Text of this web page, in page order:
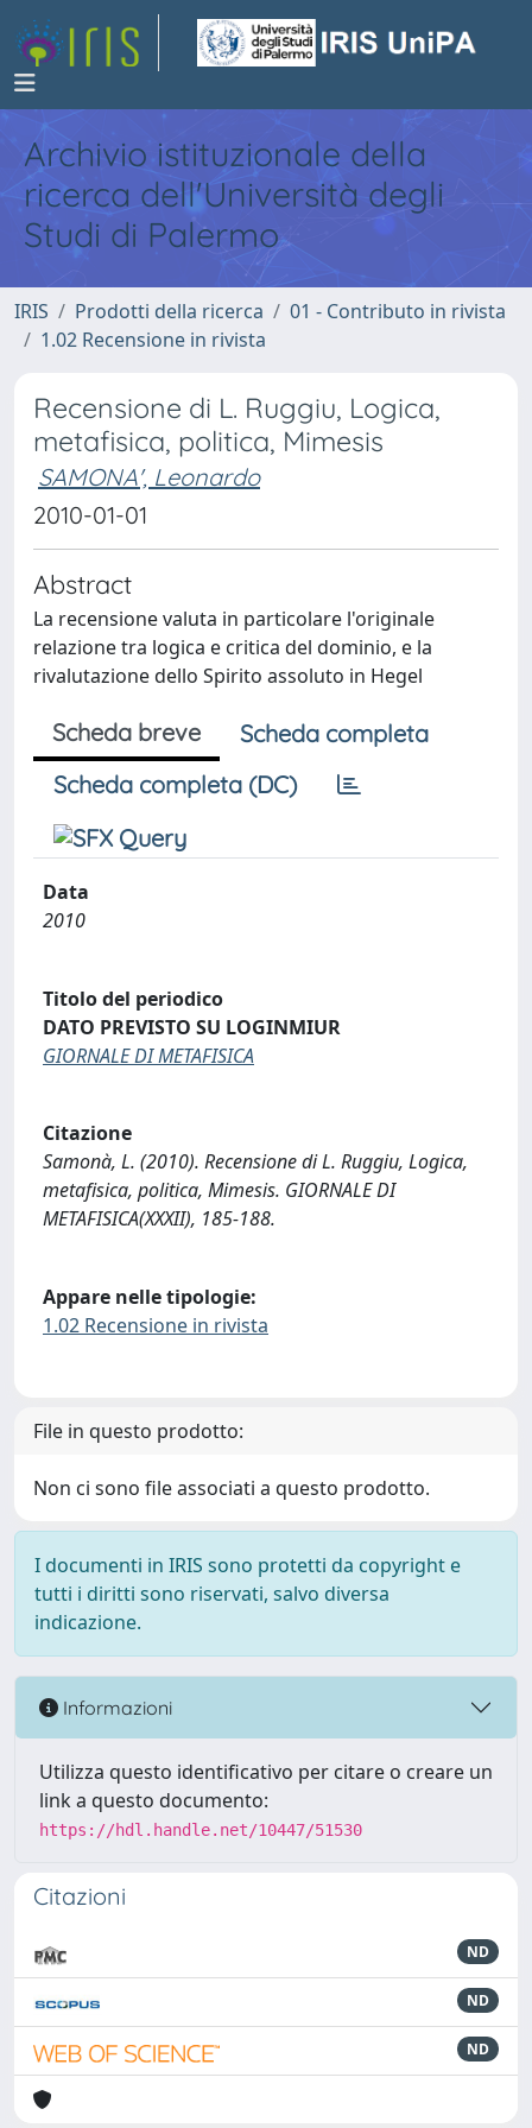
Archivio istituzionale della
ricerca dell'Università degli
Studi di Palermo
IRIS Prodotti della ricerca
01 - Contributo in rivista
1.02 Recensione in rivista
Recensione di L. Ruggiu, Logica,
metafisica, politica, Mimesis
SAMONA', Leonardo
2010-01-01
Abstract
La recensione valuta in particolare l'originale
relazione tra logica e critica del dominio, e la
rivalutazione dello Spirito assoluto in Hegel
Scheda breve
Scheda completa
Scheda completa (DC)
Data
2010
Titolo del periodico
DATO PREVISTO SU LOGINMIUR
GIORNALE DI METAFISICA
Citazione
Samonà, L. (2010). Recensione di L. Ruggiu, Logica,
metafisica, politica, Mimesis. GIORNALE DI
METAFISICA(XXXII), 185-188.
Appare nelle tipologie:
1.02 Recensione in rivista
File in questo prodotto:
Non ci sono file associati a questo prodotto.
I documenti in IRIS sono protetti da copyright e
tutti i diritti sono riservati, salvo diversa
indicazione.
Informazioni
Utilizza questo identificativo per citare o creare un
link a questo documento:
https://hdl.handle.net/10447/51530
Citazioni
ND
ND
ND